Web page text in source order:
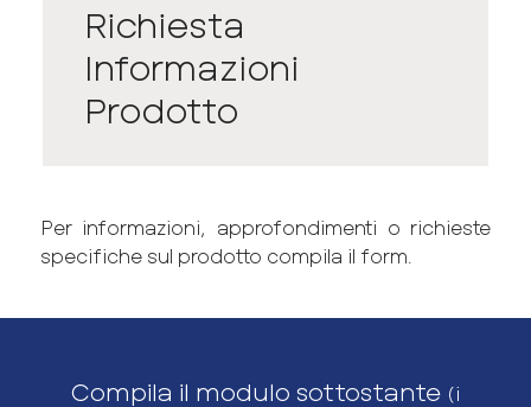
Richiesta
Informazioni
Prodotto
Per informazioni, approfondimenti o richieste
specifiche sul prodotto compila il form.
Compila il modulo sottostante (i